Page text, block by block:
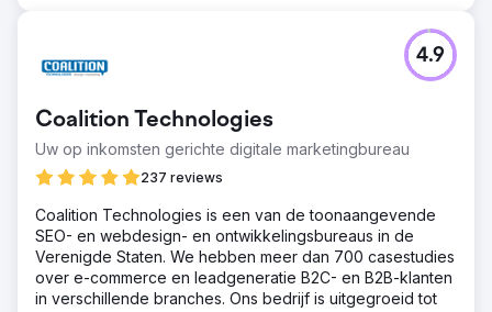
Coalition Technologies
Uw op inkomsten gerichte digitale marketingbureau
237 reviews
4.9
Coalition Technologies is een van de toonaangevende
SEO- en webdesign- en ontwikkelingsbureaus in de
Verenigde Staten. We hebben meer dan 700 casestudies
over e-commerce en leadgeneratie B2C- en B2B-klanten
in verschillende branches. Ons bedrijf is uitgegroeid tot